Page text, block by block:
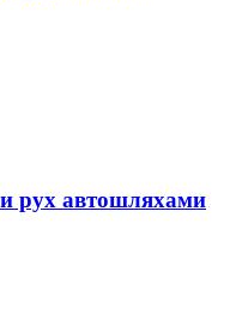
рух автошляхами